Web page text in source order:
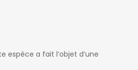
espèce a fait l’objet d’une